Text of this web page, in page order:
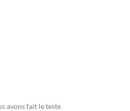
avons fait le teste